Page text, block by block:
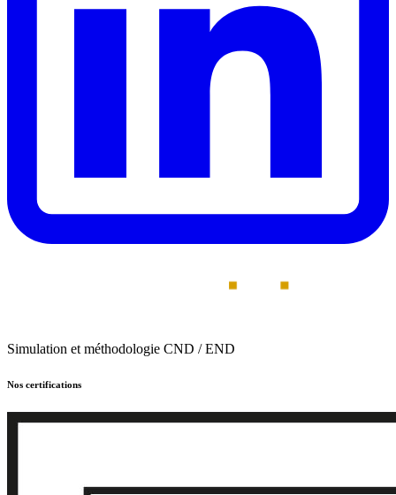
Simulation et méthodologie CND / END
Nos certifications